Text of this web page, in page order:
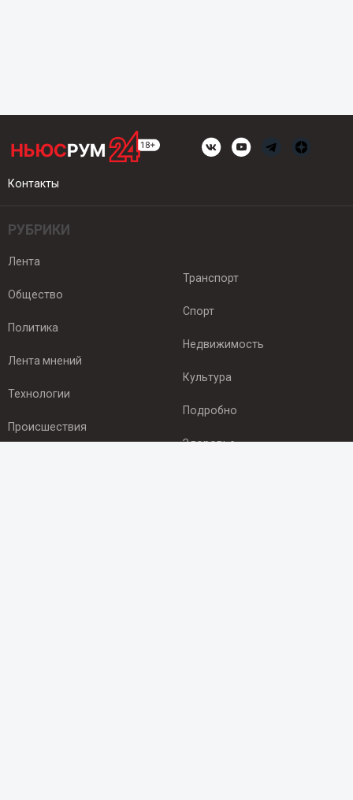
Контакты
РУБРИКИ
Лента
Общество
Политика
Лента мнений
Технологии
Происшествия
Транспорт
Спорт
Недвижимость
Культура
Подробно
Здоровье